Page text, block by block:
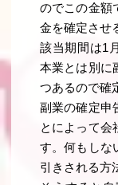
のでこの金額
金を確定させ
該当期間は1
本業とは別に
つあるので確
副業の確定申
とによって会
す。何もしな
引きされる方